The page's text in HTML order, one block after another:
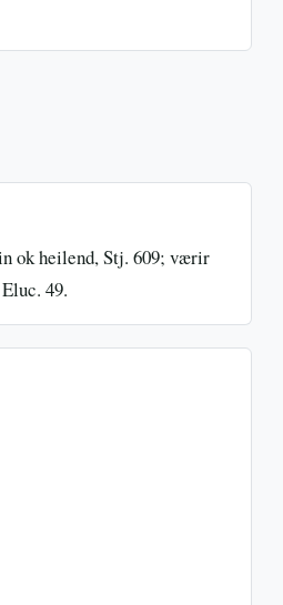
ok heilend, Stj. 609; værir
49.